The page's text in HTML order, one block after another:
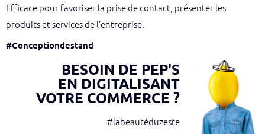
Efficace pour favoriser la prise de contact, présenter les
produits et services de l’entreprise.
#Conceptiondestand
BESOIN DE PEP'S
EN DIGITALISANT
VOTRE COMMERCE ?
#labeautéduzeste